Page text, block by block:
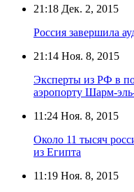
21:18 Дек. 2, 2015
Россия завершила
21:14 Ноя. 8, 2015
Эксперты из РФ в
аэропорту Шарм-
11:24 Ноя. 8, 2015
Около 11 тысяч
из Египта
11:19 Ноя. 8, 2015